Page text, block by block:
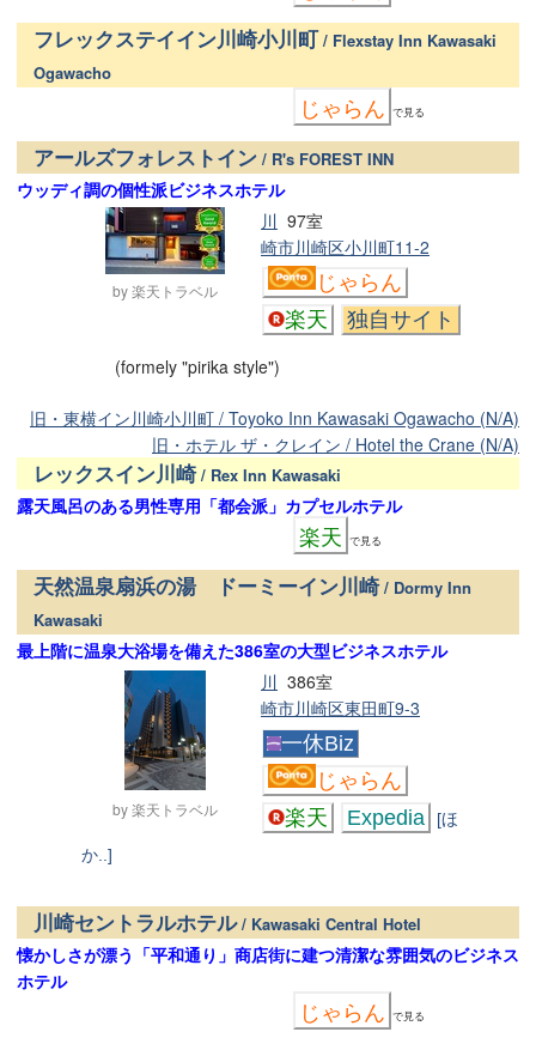
フレックステイイン川崎小川町/ Flexstay Inn Kawasaki
Ogawacho
じゃらん で見る
アールズフォレストイン / R's FOREST INN
ウッディ調の個性派ビジネスホテル
by 楽天トラベル
97室
川
崎市川崎区小川町11-2
じゃらん
楽天
独自サイト
(formely "pirika style")
旧・東横イン川崎小川町 / Toyoko Inn Kawasaki Ogawacho (N/A)
旧・ホテル ザ・クレイン / Hotel the Crane (N/A)
レックスイン川崎/ Rex Inn Kawasaki
露天風呂のある男性専用「都会派」カプセルホテル
楽天 で見る
天然温泉扇浜の湯 ドーミーイン川崎/ Dormy Inn
Kawasaki
最上階に温泉大浴場を備えた386室の大型ビジネスホテル
by 楽天トラベル
386室
川
崎市川崎区東田町9-3
一休Biz
じゃらん
楽天
Expedia
[ほ
か..]
川崎セントラルホテル/ Kawasaki Central Hotel
懐かしさが漂う「平和通り」商店街に建つ清潔な雰囲気のビジネス
ホテル
じゃらん で見る